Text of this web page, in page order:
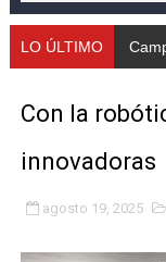
Gobernación
LO ÚLTIMO
Con la
innovadoras
agosto 19, 2025